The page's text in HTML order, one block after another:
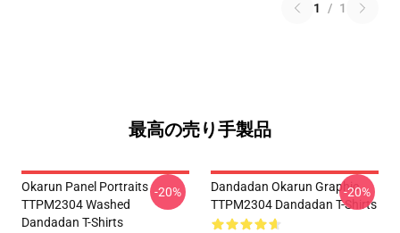
1 / 1
最高の売り手製品
Okarun Panel Portraits
TTPM2304 Washed
Dandadan T-Shirts
-20%
Dandadan Okarun Graphic
TTPM2304 Dandadan T-Shirts
-20%